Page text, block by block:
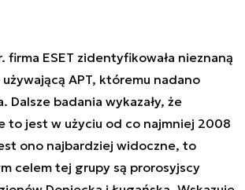
firma ESET zidentyfikowała nieznaną
APT, któremu nadano
. Dalsze badania wykazały, że
to jest w użyciu od co najmniej 2008
ono najbardziej widoczne, to
celem tej grupy są prorosyjscy